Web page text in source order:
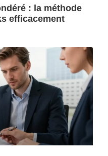
: la méthode
efficacement